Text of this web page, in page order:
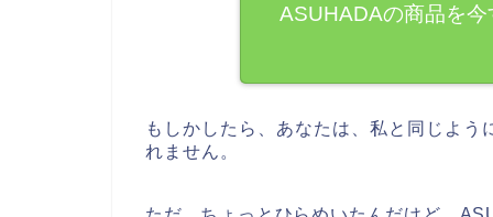
ASUHADAの商品を
もしかしたら、あなたは、私と同じよ
れません。